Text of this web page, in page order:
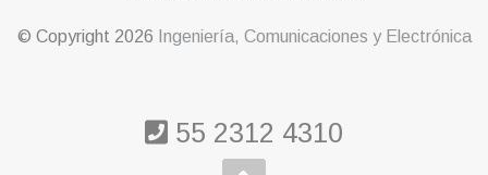
© Copyright 2026 Ingeniería, Comunicaciones y Electrónica
55 2312 4310